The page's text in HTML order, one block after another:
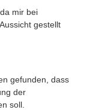
mir bei
gestellt
gefunden, dass
der
soll.